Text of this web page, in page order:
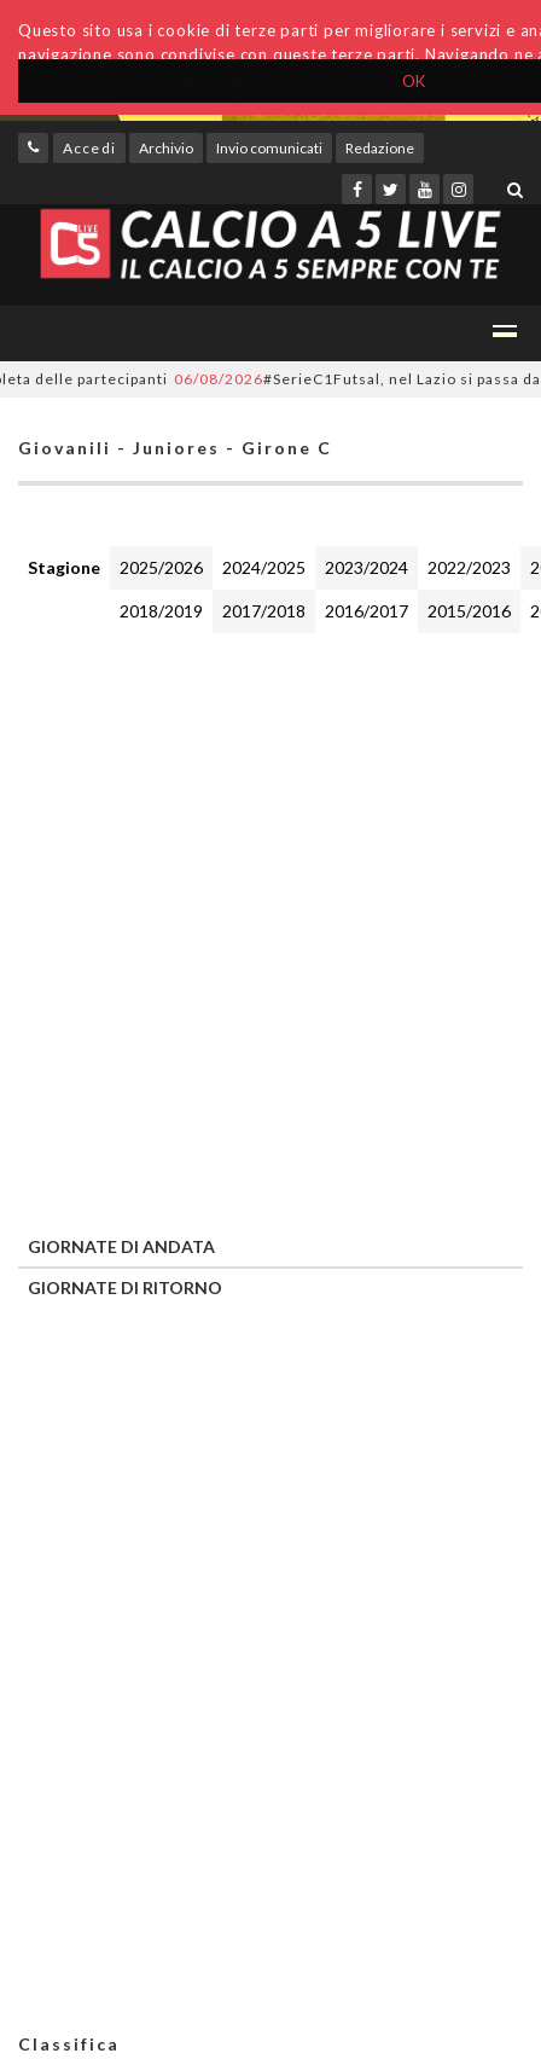
OK
Questo sito usa i cookie di terze parti per migliorare i servizi e
navigazione sono condivise con queste terze parti. Navigando
Accedi Archivio Invio comunicati Redazione
partecipanti 06/08/2026#SerieC1Futsal, nel Lazio si passa da
Giovanili - Juniores - Girone C
Stagione 2025/2026 2024/2025 2023/2024 2022/2023
2018/2019 2017/2018 2016/2017 2015/2016
GIORNATE DI ANDATA
GIORNATE DI RITORNO
Classifica